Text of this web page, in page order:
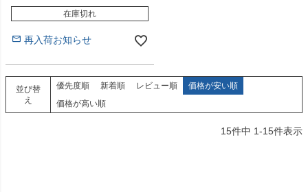
在庫切れ
再入荷お知らせ
並び替
え
優先度順 新着順 レビュー順
価格が安い順
価格が高い順
15件中 1-15件表示